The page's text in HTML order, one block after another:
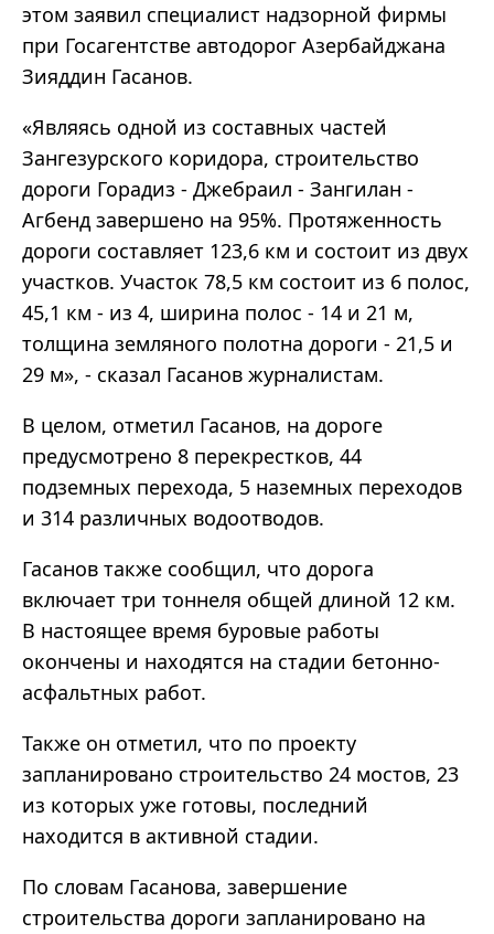
этом заявил специалист надзорной фирмы
при Госагентстве автодорог Азербайджана
Зияддин Гасанов.
«Являясь одной из составных частей
Зангезурского коридора, строительство
дороги Горадиз - Джебраил - Зангилан -
Агбенд завершено на 95%. Протяженность
дороги составляет 123,6 км и состоит из двух
участков. Участок 78,5 км состоит из 6 полос,
45,1 км - из 4, ширина полос - 14 и 21 м,
толщина земляного полотна дороги - 21,5 и
29 м», - сказал Гасанов журналистам.
В целом, отметил Гасанов, на дороге
предусмотрено 8 перекрестков, 44
подземных перехода, 5 наземных переходов
и 314 различных водоотводов.
Гасанов также сообщил, что дорога
включает три тоннеля общей длиной 12 км.
В настоящее время буровые работы
окончены и находятся на стадии бетонно-
асфальтных работ.
Также он отметил, что по проекту
запланировано строительство 24 мостов, 23
из которых уже готовы, последний
находится в активной стадии.
По словам Гасанова, завершение
строительства дороги запланировано на